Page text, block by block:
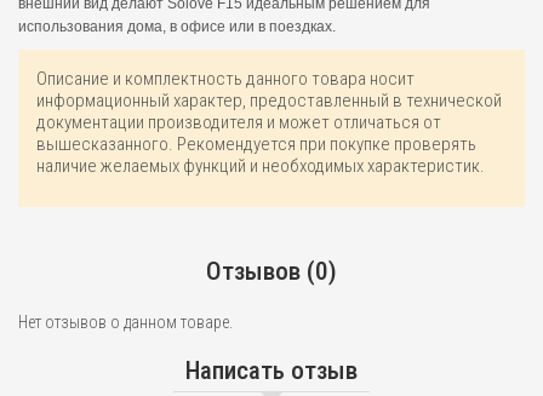
внешний вид делают Solove F15 идеальным решением для
использования дома, в офисе или в поездках.
Описание и комплектность данного товара носит
информационный характер, предоставленный в технической
документации производителя и может отличаться от
вышесказанного. Рекомендуется при покупке проверять
наличие желаемых функций и необходимых характеристик.
Отзывов (0)
Нет отзывов о данном товаре.
Написать отзыв